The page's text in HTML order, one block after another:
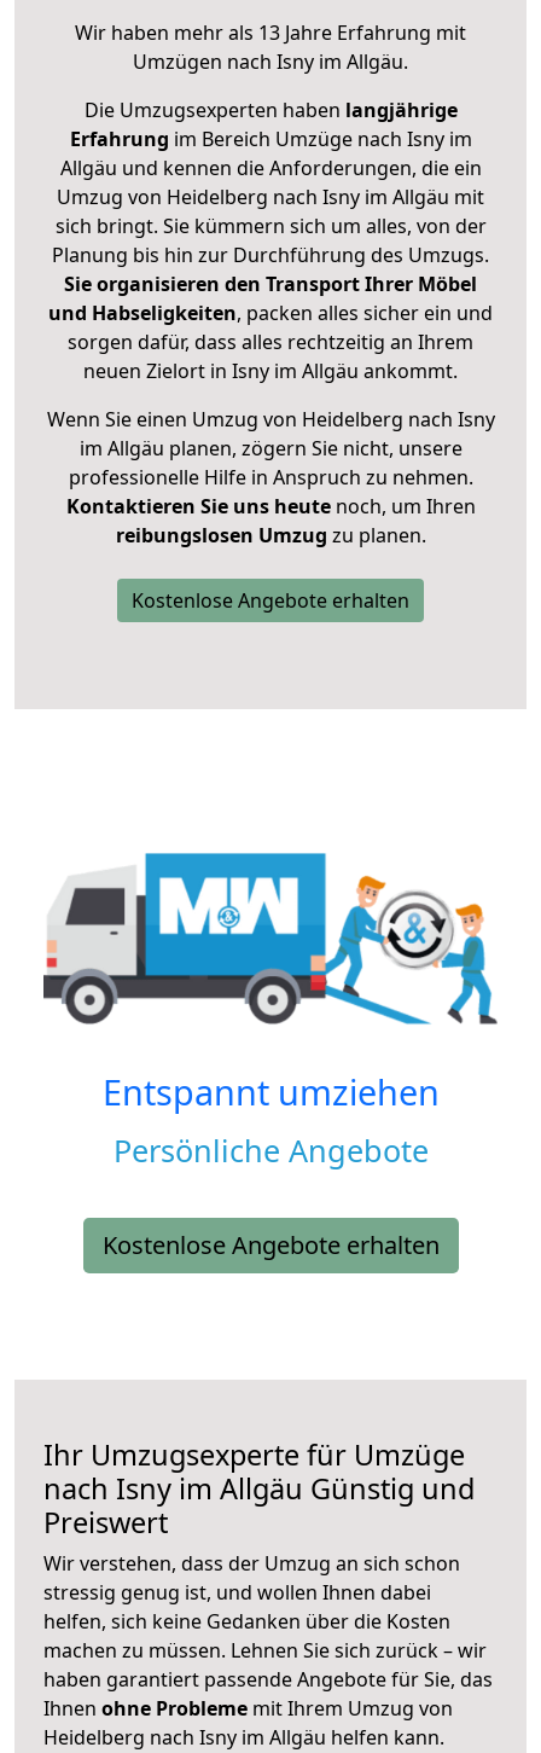
Wir haben mehr als 13 Jahre Erfahrung mit
Umzügen nach Isny im Allgäu.
Die Umzugsexperten haben langjährige
Erfahrung im Bereich Umzüge nach Isny im
Allgäu und kennen die Anforderungen, die ein
Umzug von Heidelberg nach Isny im Allgäu mit
sich bringt. Sie kümmern sich um alles, von der
Planung bis hin zur Durchführung des Umzugs.
Sie organisieren den Transport Ihrer Möbel
und Habseligkeiten, packen alles sicher ein und
sorgen dafür, dass alles rechtzeitig an Ihrem
neuen Zielort in Isny im Allgäu ankommt.
Wenn Sie einen Umzug von Heidelberg nach Isny
im Allgäu planen, zögern Sie nicht, unsere
professionelle Hilfe in Anspruch zu nehmen.
Kontaktieren Sie uns heutenoch, um Ihren
reibungslosen Umzug zu planen.
Kostenlose Angebote erhalten
Entspannt umziehen
Persönliche Angebote
Kostenlose Angebote erhalten
Ihr Umzugsexperte für Umzüge
nach Isny im Allgäu Günstig und
Preiswert
Wir verstehen, dass der Umzug an sich schon
stressig genug ist, und wollen Ihnen dabei
helfen, sich keine Gedanken über die Kosten
machen zu müssen. Lehnen Sie sich zurück – wir
haben garantiert passende Angebote für Sie, das
Ihnen ohne Probleme mit Ihrem Umzug von
Heidelberg nach Isny im Allgäu helfen kann.